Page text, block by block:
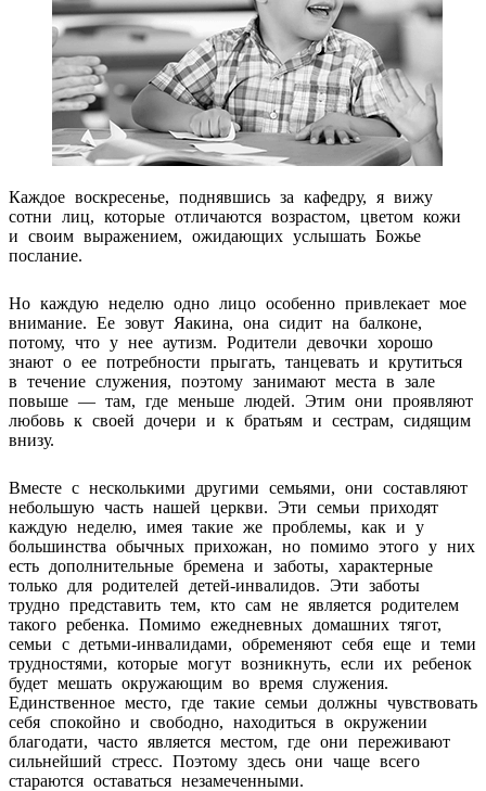
Каждое воскресенье, поднявшись за кафедру, я вижу
сотни лиц, которые отличаются возрастом, цветом кожи
и своим выражением, ожидающих услышать Божье
послание.
Но каждую неделю одно лицо особенно привлекает мое
внимание. Ее зовут Яакина, она сидит на балконе,
потому, что у нее аутизм. Родители девочки хорошо
знают о ее потребности прыгать, танцевать и крутиться
в течение служения, поэтому занимают места в зале
повыше — там, где меньше людей. Этим они проявляют
любовь к своей дочери и к братьям и сестрам, сидящим
внизу.
Вместе с несколькими другими семьями, они составляют
небольшую часть нашей церкви. Эти семьи приходят
каждую неделю, имея такие же проблемы, как и у
большинства обычных прихожан, но помимо этого у них
есть дополнительные бремена и заботы, характерные
только для родителей детей-инвалидов. Эти заботы
трудно представить тем, кто сам не является родителем
такого ребенка. Помимо ежедневных домашних тягот,
семьи с детьми-инвалидами, обременяют себя еще и теми
трудностями, которые могут возникнуть, если их ребенок
будет мешать окружающим во время служения.
Единственное место, где такие семьи должны чувствовать
себя спокойно и свободно, находиться в окружении
благодати, часто является местом, где они переживают
сильнейший стресс. Поэтому здесь они чаще всего
стараются оставаться незамеченными.